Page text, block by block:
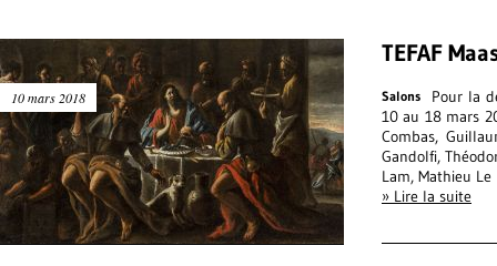
10 mars 2018
TEFAF
Salons
Pour la
10 au 18 mars
Combas,
Gandolfi,
Lam, Mathieu
» Lire la suite